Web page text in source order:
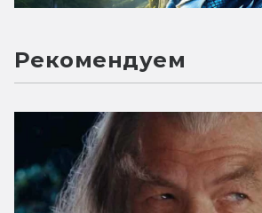
Рекомендуем